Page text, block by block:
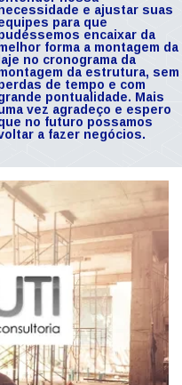
e ajustar suas
para que
encaixar da
forma a montagem da
laje no cronograma da
da estrutura, sem
de tempo e com
pontualidade. Mais
vez agradeço e espero
no futuro possamos
a fazer negócios.